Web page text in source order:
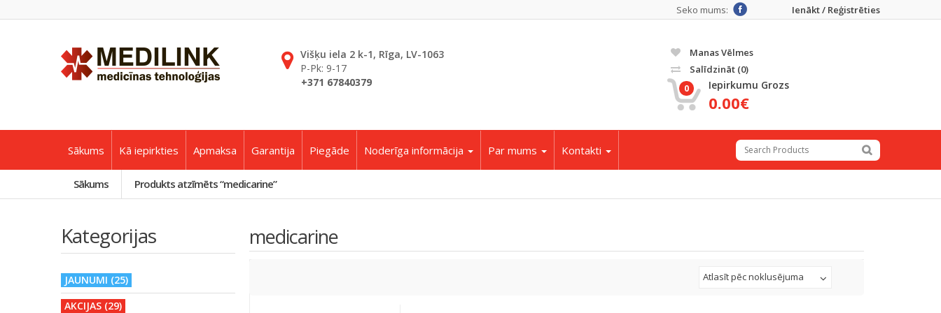
Ienākt / Reģistrēties
Seko mums:
Višķu iela 2 k-1, Rīga, LV-1063
P-Pk: 9-17
+371 67840379
Manas Vēlmes
Salīdzināt (0)
0 Iepirkumu Grozs
0.00€
Sākums Kā iepirkties Apmaksa Garantija Piegāde Noderīga informācija Par mums Kontakti
Sākums Produkts atzīmēts “medicarine”
Kategorijas
JAUNUMI (25)
AKCIJAS (29)
medicarine
Atlasīt pēc noklusējuma